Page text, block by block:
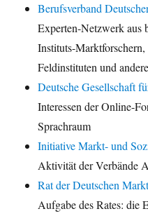
Berufsverband
Experten-Netzwerk aus
Instituts-Marktforschern,
Feldinstituten und
Deutsche Gesellschaft
Interessen der Online-
Sprachraum
Initiative Markt- und
Aktivität der
Rat der Deutschen
Aufgabe des Rates: die